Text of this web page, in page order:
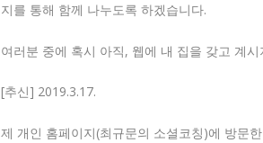
지를 통해 함께 나누도록 하겠습니다.
여러분 중에 혹시 아직, 웹에 내 집을 갖고 계
[추신] 2019.3.17.
제 개인 홈페이지(최규문의 소셜코칭)에 방문